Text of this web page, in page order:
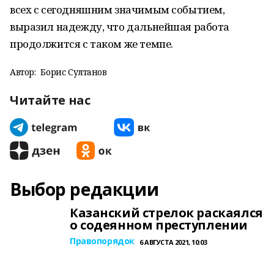
всех с сегодняшним значимым событием,
выразил надежду, что дальнейшая работа
продолжится с таком же темпе.
Автор: Борис Султанов
Читайте нас
Выбор редакции
Казанский стрелок раскаялся
о содеянном преступлении
Правопорядок 6 АВГУСТА 2021, 10:03